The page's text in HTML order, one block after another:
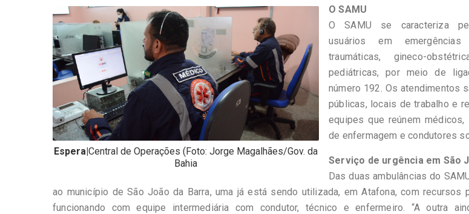
Espera|Central de Operações (Foto: Jorge Magalhães/Gov. da
Bahia
O SAMU
O SAMU se caracteriza
usuários em emergências
traumáticas, gineco-
pediátricas, por meio de
número 192. Os atendimentos
públicas, locais de trabalho e
equipes que reúnem
de enfermagem e condutores
Serviço de urgência em São
Das duas ambulâncias do
ao município de São João da Barra, uma já está sendo utilizada, em Atafona, com recursos
funcionando com equipe intermediária com condutor, técnico e enfermeiro. “A outra